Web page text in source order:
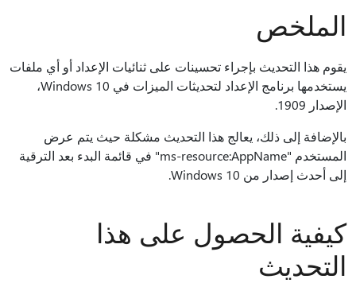
الملخص
يقوم هذا التحديث بإجراء تحسينات على ثنائيات الإعداد أو أي ملفات
يستخدمها برنامج الإعداد لتحديثات الميزات في Windows 10،
الإصدار 1909.
بالإضافة إلى ذلك، يعالج هذا التحديث مشكلة حيث يتم عرض
المستخدم "ms-resource:AppName" في قائمة البدء بعد الترقية
إلى أحدث إصدار من Windows 10.
كيفية الحصول على هذا
التحديث